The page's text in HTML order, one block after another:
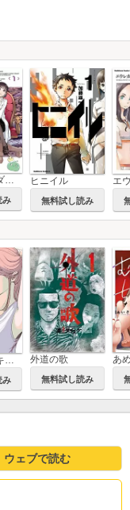
小牧先生のダンジョンほけんだより～feat.やんちゃギャルの安城さん～
み
ヒニイル
無料試し読み
ニュートーキョーカモフラージュアワー
み
外道の歌
無料試し読み
あ
ウェブで読む